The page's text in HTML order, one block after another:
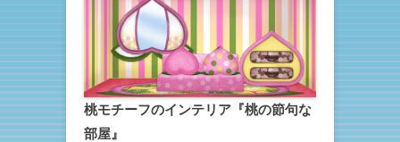
桃モチーフのインテリア『桃の節句な
部屋』